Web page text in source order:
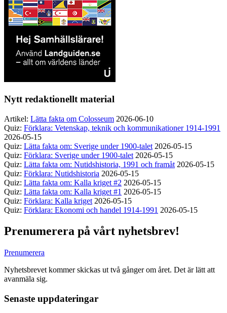
Nytt redaktionellt material
Artikel: Lätta fakta om Colosseum 2026-06-10
Quiz: Förklara: Vetenskap, teknik och kommunikationer 1914-1991
2026-05-15
Quiz: Lätta fakta om: Sverige under 1900-talet 2026-05-15
Quiz: Förklara: Sverige under 1900-talet 2026-05-15
Quiz: Lätta fakta om: Nutidshistoria, 1991 och framåt 2026-05-15
Quiz: Förklara: Nutidshistoria 2026-05-15
Quiz: Lätta fakta om: Kalla kriget #2 2026-05-15
Quiz: Lätta fakta om: Kalla kriget #1 2026-05-15
Quiz: Förklara: Kalla kriget 2026-05-15
Quiz: Förklara: Ekonomi och handel 1914-1991 2026-05-15
Prenumerera på vårt nyhetsbrev!
Prenumerera
Nyhetsbrevet kommer skickas ut två gånger om året. Det är lätt att
avanmäla sig.
Senaste uppdateringar